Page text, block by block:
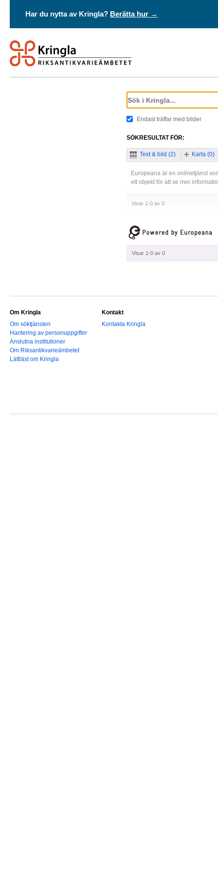
Har du nytta av Kringla? Berätta hur →
Endast träffar med bilder
SÖKRESULTAT FÖR:
Text & bild (2) Karta (0)
Europeana är en onlinetjänst
ett objekt för att se mer
Visar 1-0 av 0
Visar 1-0 av 0
Om Kringla
Om söktjänsten
Hantering av personuppgifter
Anslutna institutioner
Om Riksantikvarieämbetet
Lättläst om Kringla
Kontakt
Kontakta Kringla